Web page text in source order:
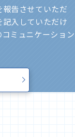
告させていただ
入していただけ
ミュニケーション